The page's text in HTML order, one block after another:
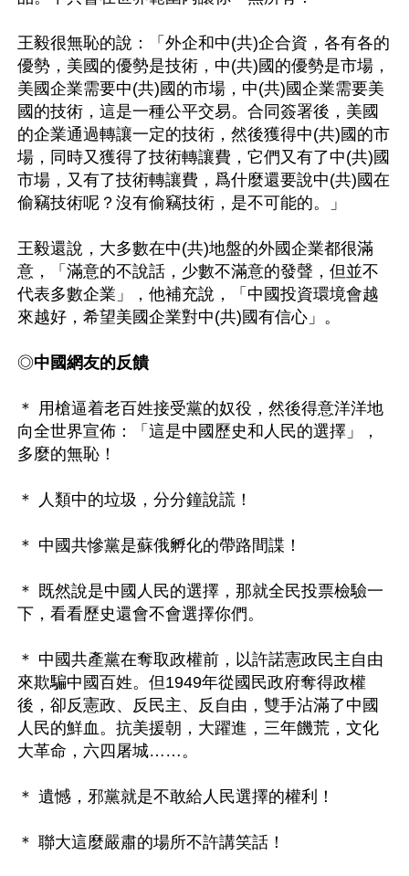
王毅很無恥的說：「外企和中(共)企合資，各有各的
優勢，美國的優勢是技術，中(共)國的優勢是市場，
美國企業需要中(共)國的市場，中(共)國企業需要美
國的技術，這是一種公平交易。合同簽署後，美國
的企業通過轉讓一定的技術，然後獲得中(共)國的市
場，同時又獲得了技術轉讓費，它們又有了中(共)國
市場，又有了技術轉讓費，爲什麼還要說中(共)國在
偷竊技術呢？沒有偷竊技術，是不可能的。」
王毅還說，大多數在中(共)地盤的外國企業都很滿
意，「滿意的不說話，少數不滿意的發聲，但並不
代表多數企業」，他補充說，「中國投資環境會越
來越好，希望美國企業對中(共)國有信心」。
◎中國網友的反饋
＊ 用槍逼着老百姓接受黨的奴役，然後得意洋洋地
向全世界宣佈：「這是中國歷史和人民的選擇」，
多麼的無恥！
＊ 人類中的垃圾，分分鐘說謊！
＊ 中國共慘黨是蘇俄孵化的帶路間諜！
＊ 既然說是中國人民的選擇，那就全民投票檢驗一
下，看看歷史還會不會選擇你們。
＊ 中國共產黨在奪取政權前，以許諾憲政民主自由
來欺騙中國百姓。但1949年從國民政府奪得政權
後，卻反憲政、反民主、反自由，雙手沾滿了中國
人民的鮮血。抗美援朝，大躍進，三年饑荒，文化
大革命，六四屠城……。
＊ 遺憾，邪黨就是不敢給人民選擇的權利！
＊ 聯大這麼嚴肅的場所不許講笑話！